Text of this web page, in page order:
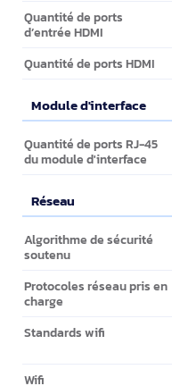
Quantité de ports
d’entrée HDMI
Quantité de ports HDMI
Module d'interface
Module d'interface
Quantité de ports RJ-45
du module d'interface
Réseau
Réseau
Algorithme de sécurité
soutenu
Protocoles réseau pris en
charge
Standards wifi
Wifi